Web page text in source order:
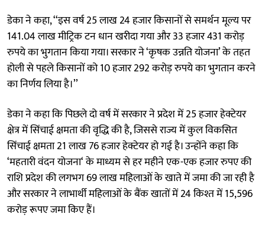
डेका ने कहा, ‘‘इस वर्ष 25 लाख 24 हजार किसानों से समर्थन मूल्य पर
141.04 लाख मीट्रिक टन धान खरीदा गया और 33 हजार 431 करोड़
रुपये का भुगतान किया गया। सरकार ने ‘कृषक उन्नति योजना’ के तहत
होली से पहले किसानों को 10 हजार 292 करोड़ रुपये का भुगतान करने
का निर्णय लिया है।’’
डेका ने कहा कि पिछले दो वर्ष में सरकार ने प्रदेश में 25 हजार हेक्टेयर
क्षेत्र में सिंचाई क्षमता की वृद्धि की है, जिससे राज्य में कुल विकसित
सिंचाई क्षमता 21 लाख 76 हजार हेक्टेयर हो गई है। उन्होंने कहा कि
‘महतारी वंदन योजना‘ के माध्यम से हर महीने एक-एक हजार रुपए की
राशि प्रदेश की लगभग 69 लाख महिलाओं के खाते में जमा की जा रही है
और सरकार ने लाभार्थी महिलाओं के बैंक खातों में 24 किश्त में 15,596
करोड़ रूपए जमा किए हैं।